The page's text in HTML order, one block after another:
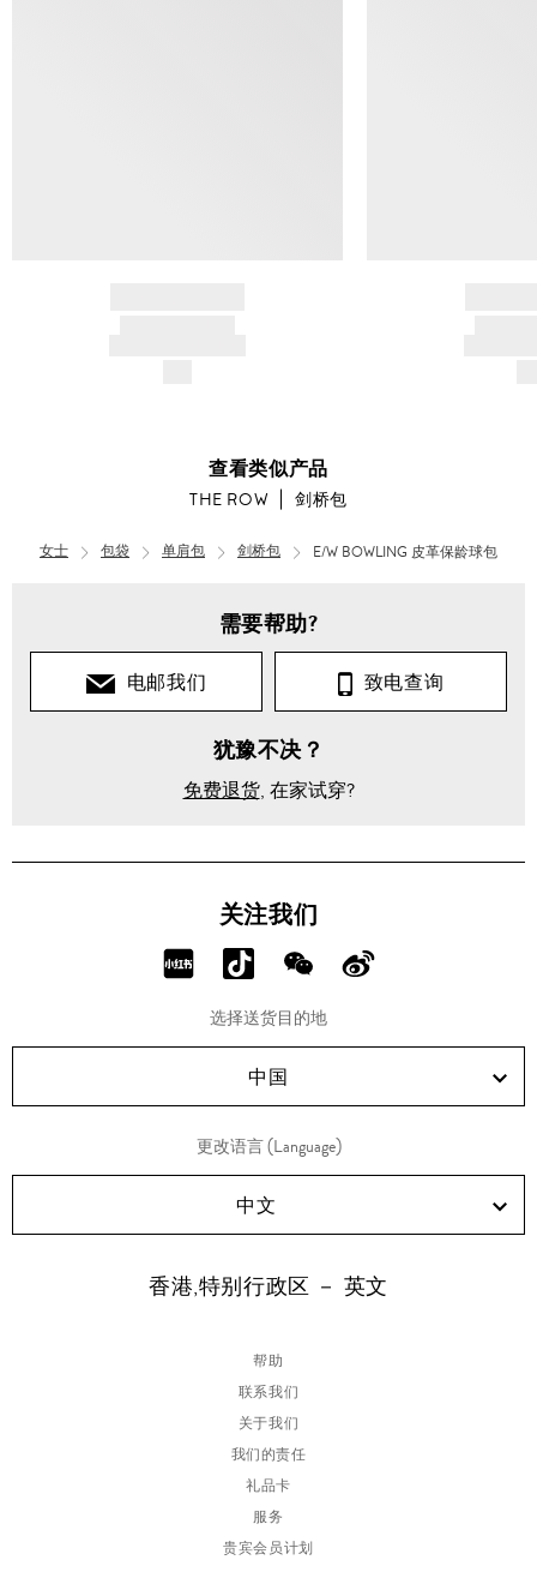
查看类似产品
THE ROW 剑桥包
女士 包袋 单肩包 剑桥包 E/W BOWLING 皮革保龄球包
需要帮助?
电邮我们 致电查询
犹豫不决？
免费退货, 在家试穿?
关注我们
分
RED!
分
享
Douyin!
分
享
WeChat!
分
Weibo!
选择送货目的地
中国
更改语言 (Language)
中文
香港,特别行政区 － 英文
帮助
联系我们
关于我们
我们的责任
礼品卡
服务
贵宾会员计划